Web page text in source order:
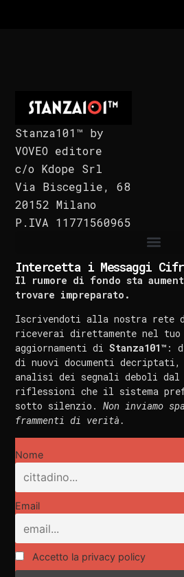
Stanza101™ by
VOVEO editore
c/o Kdope Srl
Via Bisceglie, 68
20152 Milano
P.IVA 11771560965
Intercetta i Messaggi
Il rumore di fondo sta
trovare impreparato.
Iscrivendoti alla nostra rete
riceverai direttamente nel
aggiornamenti diStanza101™ :
di nuovi documenti
analisi dei segnali deboli dal
riflessioni che il sistema
sotto silenzio.Non inviamo
frammenti di verità.
Nome
Email
Accetto la privacy policy